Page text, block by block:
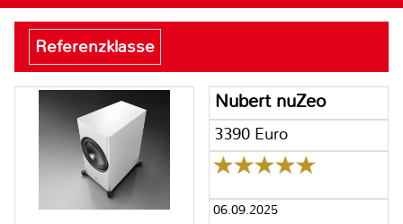
Referenzklasse
Nubert nuZeo
3390 Euro
06.09.2025